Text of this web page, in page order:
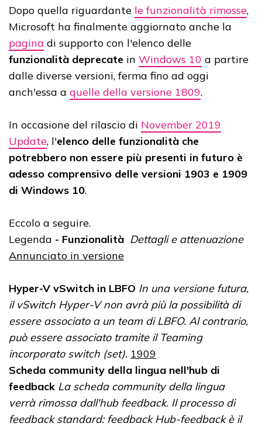
Dopo quella riguardante le funzionalità rimosse,
Microsoft ha finalmente aggiornato anche la
pagina di supporto con l'elenco delle
funzionalità deprecate in Windows 10 a partire
dalle diverse versioni, ferma fino ad oggi
anch'essa a quelle della versione 1809.
In occasione del rilascio di November 2019
Update, l'elenco delle funzionalità che
potrebbero non essere più presenti in futuro è
adesso comprensivo delle versioni 1903 e 1909
di Windows 10.
Eccolo a seguire.
Legenda - Funzionalità Dettagli e attenuazione
Annunciato in versione
Hyper-V vSwitch in LBFO In una versione futura,
il vSwitch Hyper-V non avrà più la possibilità di
essere associato a un team di LBFO. Al contrario,
può essere associato tramite il Teaming
incorporato switch (set). 1909
Scheda community della lingua nell'hub di
feedback La scheda community della lingua
verrà rimossa dall'hub feedback. Il processo di
feedback standard: feedback Hub-feedback è il